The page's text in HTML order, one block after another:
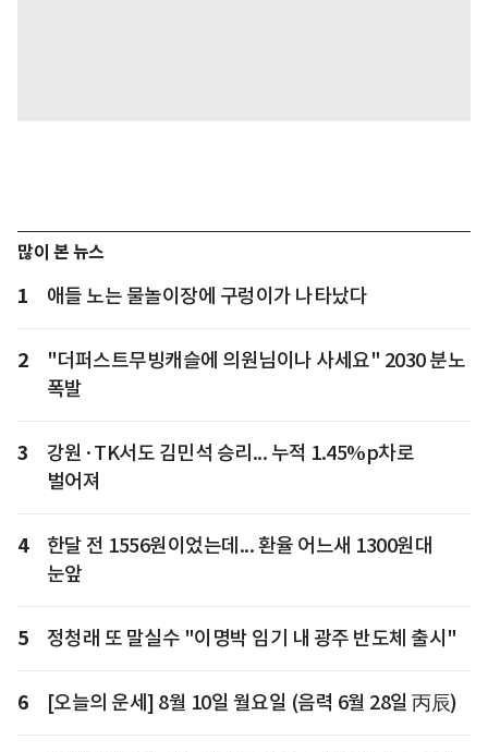
많이 본 뉴스
1 애들 노는 물놀이장에 구렁이가 나타났다
2
"더퍼스트무빙캐슬에 의원님이나 사세요" 2030 분노
폭발
3
강원·TK서도 김민석 승리... 누적 1.45%p차로
벌어져
4
한달 전 1556원이었는데... 환율 어느새 1300원대
눈앞
5 정청래 또 말실수 "이명박 임기 내 광주 반도체 출시"
6 [오늘의 운세] 8월 10일 월요일 (음력 6월 28일 丙辰)